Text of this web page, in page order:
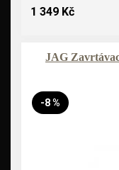
1 349 Kč
JAG
-8 %